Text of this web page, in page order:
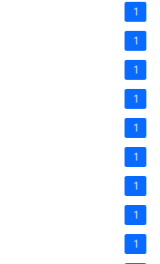
1
1
1
1
1
1
1
1
1